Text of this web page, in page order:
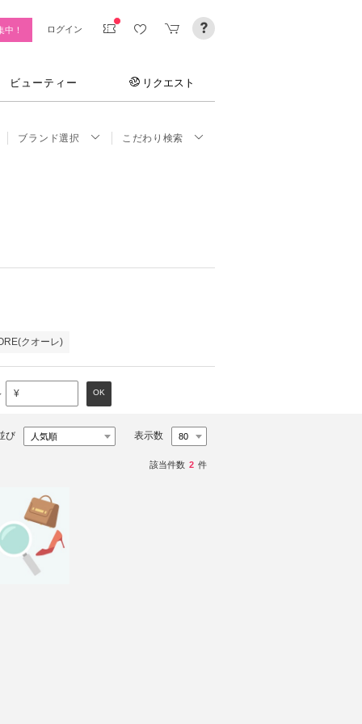
中！ ログイン
ビューティー リクエスト
ブランド選択 こだわり検索
クオーレ)
¥ OK
び 表示数
該当件数 2 件